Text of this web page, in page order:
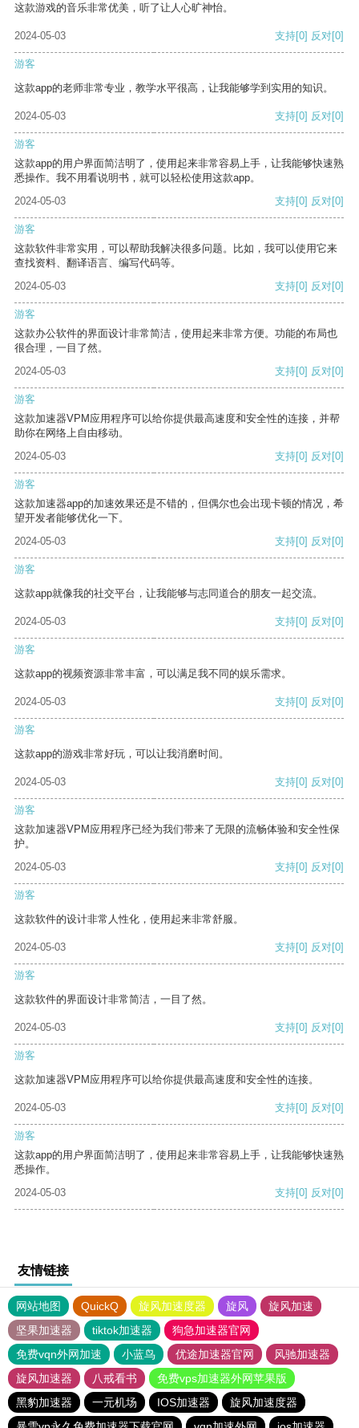
这款游戏的音乐非常优美，听了让人心旷神怡。
2024-05-03 支持[0] 反对[0]
游客
这款app的老师非常专业，教学水平很高，让我能够学到实用的知识。
2024-05-03 支持[0] 反对[0]
游客
这款app的用户界面简洁明了，使用起来非常容易上手，让我能够快速熟
悉操作。我不用看说明书，就可以轻松使用这款app。
2024-05-03
支持[0] 反对[0]
游客
这款软件非常实用，可以帮助我解决很多问题。比如，我可以使用它来
查找资料、翻译语言、编写代码等。
2024-05-03
支持[0] 反对[0]
游客
这款办公软件的界面设计非常简洁，使用起来非常方便。功能的布局也
很合理，一目了然。
2024-05-03
支持[0] 反对[0]
游客
这款加速器VPM应用程序可以给你提供最高速度和安全性的连接，并帮
助你在网络上自由移动。
2024-05-03
支持[0] 反对[0]
游客
这款加速器app的加速效果还是不错的，但偶尔也会出现卡顿的情况，希
望开发者能够优化一下。
2024-05-03
支持[0] 反对[0]
游客
这款app就像我的社交平台，让我能够与志同道合的朋友一起交流。
2024-05-03 支持[0] 反对[0]
游客
这款app的视频资源非常丰富，可以满足我不同的娱乐需求。
2024-05-03 支持[0] 反对[0]
游客
这款app的游戏非常好玩，可以让我消磨时间。
2024-05-03 支持[0] 反对[0]
游客
这款加速器VPM应用程序已经为我们带来了无限的流畅体验和安全性保
护。
2024-05-03
支持[0] 反对[0]
游客
这款软件的设计非常人性化，使用起来非常舒服。
2024-05-03 支持[0] 反对[0]
游客
这款软件的界面设计非常简洁，一目了然。
2024-05-03 支持[0] 反对[0]
游客
这款加速器VPM应用程序可以给你提供最高速度和安全性的连接。
2024-05-03 支持[0] 反对[0]
游客
这款app的用户界面简洁明了，使用起来非常容易上手，让我能够快速熟
悉操作。
2024-05-03
支持[0] 反对[0]
友情链接
网站地图 QuickQ 旋风加速度器 旋风
旋风加速
坚果加速器
tiktok加速器
狗急加速器官网
免费vqn外网加速
小蓝鸟 优途加速器官网
风驰加速器
旋风加速器
八戒看书
免费vps加速器外网苹果版
黑豹加速器
一元机场 IOS加速器
旋风加速度器